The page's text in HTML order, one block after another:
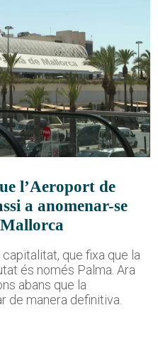
l’Aeroport de
a anomenar-se
que fixa que la
és només Palma. Ara
abans que la
de manera definitiva.